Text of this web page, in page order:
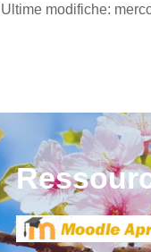
Ultime modifiche: